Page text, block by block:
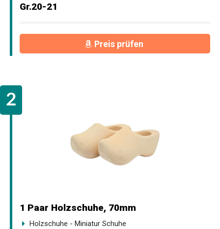
Gr.20-21
Preis prüfen
1 Paar Holzschuhe, 70mm
Holzschuhe - Miniatur Schuhe